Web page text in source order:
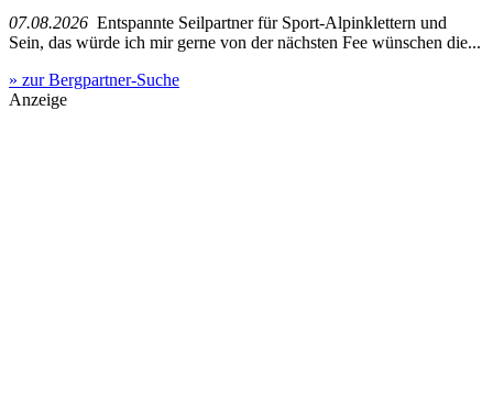
07.08.2026 Entspannte Seilpartner für Sport-Alpinklettern und
Sein, das würde ich mir gerne von der nächsten Fee wünschen die...
» zur Bergpartner-Suche
Anzeige